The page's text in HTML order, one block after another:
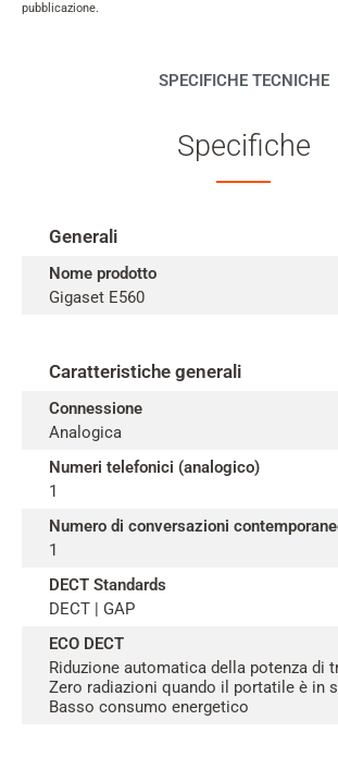
pubblicazione.
SPECIFICHE TECNICHE
Specifiche
Generali
Nome prodotto
Gigaset E560
Caratteristiche generali
Connessione
Analogica
Numeri telefonici (analogico)
1
Numero di conversazioni
1
DECT Standards
DECT | GAP
ECO DECT
Riduzione automatica della potenza di
Zero radiazioni quando il portatile è in
Basso consumo energetico